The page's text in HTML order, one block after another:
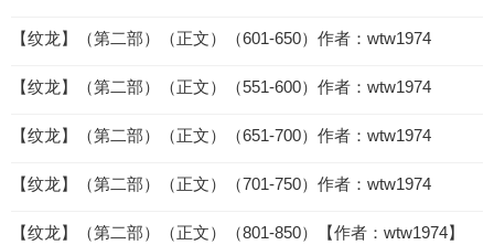
【纹龙】（第二部）（正文）（601-650）作者：wtw1974
【纹龙】（第二部）（正文）（551-600）作者：wtw1974
【纹龙】（第二部）（正文）（651-700）作者：wtw1974
【纹龙】（第二部）（正文）（701-750）作者：wtw1974
【纹龙】（第二部）（正文）（801-850）【作者：wtw1974】